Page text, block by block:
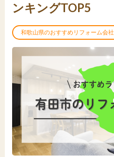
ンキングTOP5
和歌山県のおすすめリフォーム会社